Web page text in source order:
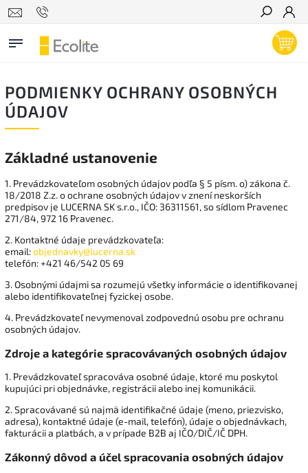
Hľadať
PODMIENKY OCHRANY OSOBNÝCH
ÚDAJOV
Základné ustanovenie
1. Prevádzkovateľom osobných údajov podľa § 5 písm. o) zákona č.
18/2018 Z.z. o ochrane osobných údajov v znení neskorších
predpisov je LUCERNA SK s.r.o., IČO: 36311561, so sídlom Pravenec
271/84, 972 16 Pravenec.
2. Kontaktné údaje prevádzkovateľa:
email:objednavky@lucerna.sk
telefón: +421 46/542 05 69
3. Osobnými údajmi sa rozumejú všetky informácie o identifikovanej
alebo identifikovateľnej fyzickej osobe.
4. Prevádzkovateľ nevymenoval zodpovednú osobu pre ochranu
osobných údajov.
Zdroje a kategórie spracovávaných osobných údajov
1. Prevádzkovateľ spracováva osobné údaje, ktoré mu poskytol
kupujúci pri objednávke, registrácii alebo inej komunikácii.
2. Spracovávané sú najmä identifikačné údaje (meno, priezvisko,
adresa), kontaktné údaje (e-mail, telefón), údaje o objednávkach,
fakturácii a platbách, a v prípade B2B aj IČO/DIČ/IČ DPH.
Zákonný dôvod a účel spracovania osobných údajov